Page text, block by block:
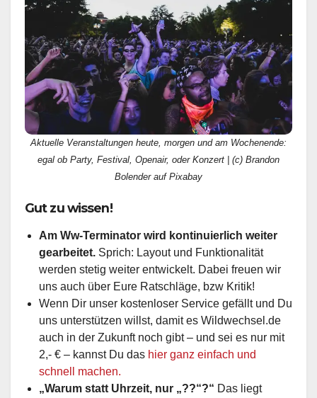
Aktuelle Veranstaltungen heute, morgen und am Wochenende:
egal ob Party, Festival, Openair, oder Konzert | (c) Brandon
Bolender auf Pixabay
Gut zu wissen!
Am Ww-Terminator wird kontinuierlich weiter
gearbeitet. Sprich: Layout und Funktionalität
werden stetig weiter entwickelt. Dabei freuen wir
uns auch über Eure Ratschläge, bzw Kritik!
Wenn Dir unser kostenloser Service gefällt und Du
uns unterstützen willst, damit es Wildwechsel.de
auch in der Zukunft noch gibt – und sei es nur mit
2,- € – kannst Du das hier ganz einfach und
schnell machen.
„Warum statt Uhrzeit, nur „??“?“ Das liegt